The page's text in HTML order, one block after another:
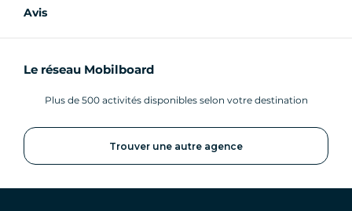
Avis
Le réseau Mobilboard
Plus de 500 activités disponibles selon votre destination
Trouver une autre agence